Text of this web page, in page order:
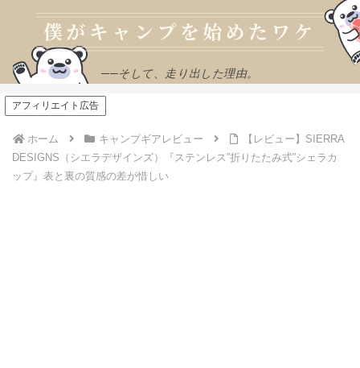
──そして、走り出した理由。
アフィリエイト広告
ホーム キャンプギアレビュー
【レビュー】SIERRA
DESIGNS（シエラデザインズ）『ステンレス”折りたたみ式”シェラカ
ップ』表と裏の質感の差が惜しい